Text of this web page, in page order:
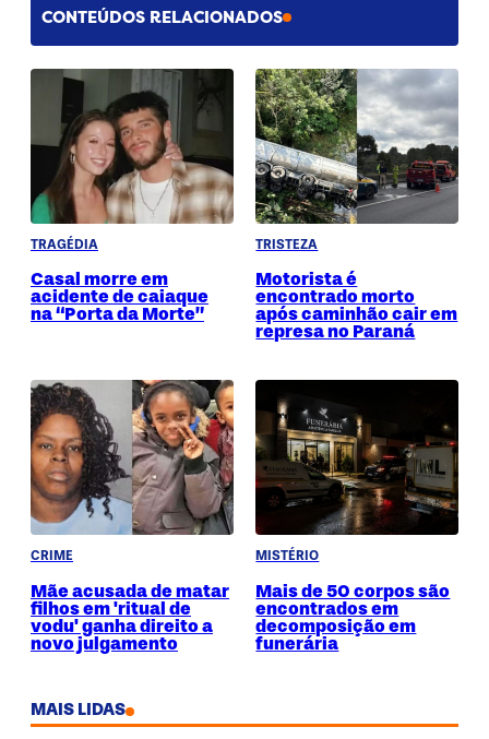
CONTEÚDOS RELACIONADOS
TRAGÉDIA
Casal morre em
acidente de caiaque
na “Porta da Morte”
TRISTEZA
Motorista é
encontrado morto
após caminhão cair em
represa no Paraná
CRIME
Mãe acusada de matar
filhos em 'ritual de
vodu' ganha direito a
novo julgamento
MISTÉRIO
Mais de 50 corpos são
encontrados em
decomposição em
funerária
MAIS LIDAS